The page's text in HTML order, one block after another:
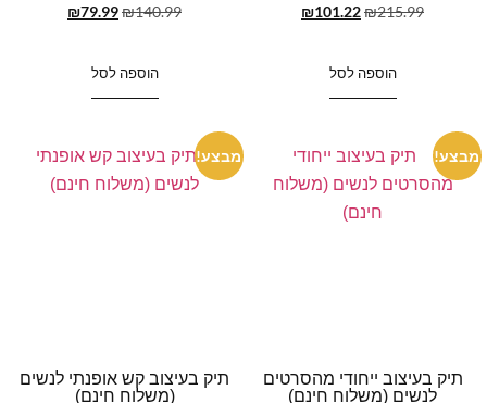
₪215.99
₪101.22
הוספה לסל
₪140.99
₪79.99
הוספה לסל
מבצע!
תיק בעיצוב ייחודי מהסרטים
לנשים (משלוח חינם)
מבצע!
תיק בעיצוב קש אופנתי לנשים
(משלוח חינם)